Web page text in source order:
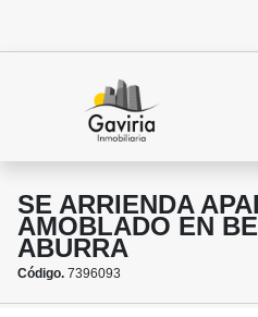
SE ARRIENDA
AMOBLADO EN
ABURRA
Código. 7396093